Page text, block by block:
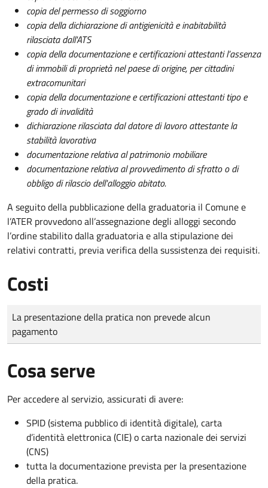
copia del permesso di soggiorno
copia della dichiarazione di antigienicità e inabitabilità
rilasciata dall'ATS
copia della documentazione e certificazioni attestanti l’assenza
di immobili di proprietà nel paese di origine, per cittadini
extracomunitari
copia della documentazione e certificazioni attestanti tipo e
grado di invalidità
dichiarazione rilasciata dal datore di lavoro attestante la
stabilità lavorativa
documentazione relativa al patrimonio mobiliare
documentazione relativa al provvedimento di sfratto o di
obbligo di rilascio dell'alloggio abitato.
A seguito della pubblicazione della graduatoria il Comune e
l’ATER provvedono all’assegnazione degli alloggi secondo
l’ordine stabilito dalla graduatoria e alla stipulazione dei
relativi contratti, previa verifica della sussistenza dei requisiti.
Costi
Tipo di pagamento
Importo
La presentazione della pratica non prevede alcun
pagamento
Cosa serve
Per accedere al servizio, assicurati di avere:
SPID (sistema pubblico di identità digitale), carta
d’identità elettronica (CIE) o carta nazionale dei servizi
(CNS)
tutta la documentazione prevista per la presentazione
della pratica.